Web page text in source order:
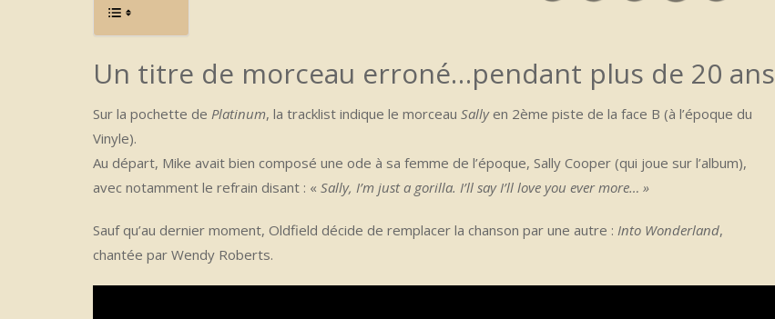
Un titre de morceau erroné…pendant plus de 20 ans
Sur la pochette de Platinum, la tracklist indique le morceau Sallyen 2ème piste de la face B (à l’époque du
Vinyle).
Au départ, Mike avait bien composé une ode à sa femme de l’époque, Sally Cooper (qui joue sur l’album),
avec notamment le refrain disant : « Sally, I’m just a gorilla. I’ll say I’ll love you ever more… »
Sauf qu’au dernier moment, Oldfield décide de remplacer la chanson par une autre : Into Wonderland,
chantée par Wendy Roberts.